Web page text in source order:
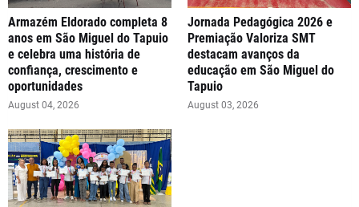
Armazém Eldorado completa 8
anos em São Miguel do Tapuio
e celebra uma história de
confiança, crescimento e
oportunidades
August 04, 2026
Jornada Pedagógica 2026 e
Premiação Valoriza SMT
destacam avanços da
educação em São Miguel do
Tapuio
August 03, 2026